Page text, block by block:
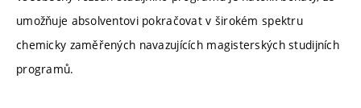
umožňuje absolventovi pokračovat v širokém spektru
chemicky zaměřených navazujících magisterských studijních
programů.